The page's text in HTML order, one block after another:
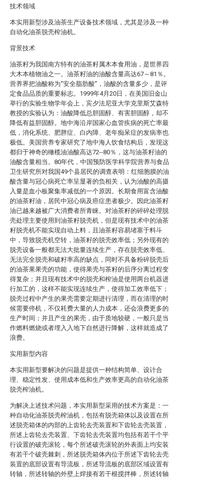
技术领域
本实用新型涉及油茶生产设备技术领域，尤其是涉及一种
自动化油茶脱壳榨油机。
背景技术
油茶籽为我国南方特有的油茶籽属木本食用油，是世界四
大木本植物油之一。油茶籽油的油酸含量高达67～81％。
营养界把油酸称为“安全脂肪酸”，油酸的含量多少，是评
定食品品质的重要标志。1999年4月20日，在美国旧金山
举行的实验生物学年会上，宾夕法尼亚大学克里斯艾森特
教授的实验认为：油酸降低总胆固醇、有害胆固醇，却不
降低有益胆固醇。地中海沿岸国家心血管疾病的死亡率最
低，消化系统、肥胖症、白内障、老年痴呆症的发病率也
极低。美国营养专家研究了地中海人饮食结构后，发现这
都归于神奇的橄榄油油酸高达72--80％，这与油茶籽油的
油酸含量相当。80年代，中国预防医学科学院营养与食品
卫生研究所对我国49个县居民的调查表明：红细胞膜的油
酸含量与冠心病死亡率呈显著的负相关，认为油酸的高摄
入量是血小板聚集率减低的一个原因。长期食用富含油酸
的油茶籽油，居民中冠心病及癌症患者极少。因此油茶籽
油已越来越被广大消费者所青睐。对油茶籽的碎碎处理脱
壳处理主要使用到油茶籽脱壳机，但是现有技术中的油茶
籽脱壳机不能实现自动上料，且油茶籽容易堵塞于料斗
中，导致脱壳机空转，油茶籽的脱壳效率低；另外现有的
脱壳设备一般都无法大批量连续生产，存在脱壳效率低、
无法完全脱壳和破籽率高的缺点，同时不具备粉碎脱壳后
的油茶果果壳的功能，使得果壳与茶籽的后序分离过程变
得复杂；并且现有技术中的脱壳和榨油是使用两台机器进
行加工的，这样不能实现连续生产，使得加工效率低下；
脱壳过程中产生的果壳需要定期进行清理，而在清理的时
候需要停机，不仅耗费大量的人力成本，还会浪费更多的
生产时间；并且产生的果壳，由于质地较硬，一般只是当
作燃料燃烧或者埋入入地下自然进行降解，这样就造成了
浪费。
实用新型内容
本实用新型要解决的问题是提供一种结构简单、设计合
理、稳定性发、使用成本低和生产效率更高的自动化油茶
脱壳榨油机。
为解决上述技术问题，本实用新型采用的技术方案是：一
种自动化油茶脱壳榨油机，包括有脱壳箱体以及设置在所
述脱壳箱体的内部的上齿轮去壳装置和下齿轮去壳装置，
所述上齿轮去壳装置、下齿轮去壳装置均包括有若干个平
行设置的破壳滚轮，每个所述破壳滚轮的外表面上均安装
有若干个破壳棘刺，所述脱壳箱体内位于所述下齿轮去壳
装置的底部设置有导流板，所述导流板的底部区域设置有
转轴，所述转轴的外壁上焊接有若干根搅拌棒，所述转轴